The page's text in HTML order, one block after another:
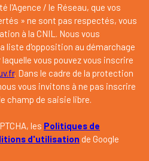
l'Agence / le Réseau, que vos
» ne sont pas respectés, vous
à la CNIL. Nous vous
liste d'opposition au démarchage
vous pouvez vous inscrire
. Dans le cadre de la protection
vous invitons à ne pas inscrire
champ de saisie libre.
les Politiques de
d'utilisation de Google